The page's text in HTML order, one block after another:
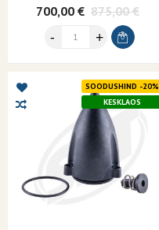
700,00 € 875,00 €
SOODUSHIND -20%
KESKLAOS